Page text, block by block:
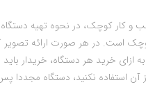
کار کوچک، در نحوه تهیه
است. در هر صورت ارائه تصویر
خرید هر دستگاه، خریدار باید
استفاده نکنید، دستگاه مجددا